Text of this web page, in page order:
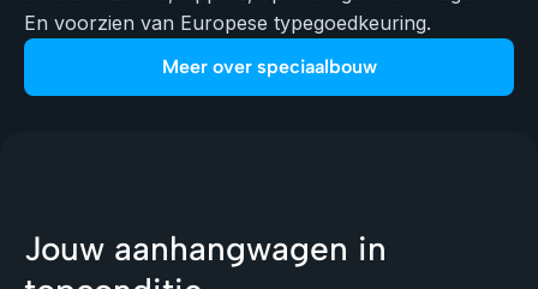
En voorzien van Europese typegoedkeuring.
Meer over speciaalbouw
Jouw aanhangwagen in